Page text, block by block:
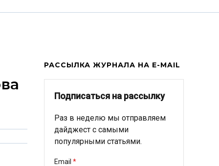
РАССЫЛКА ЖУРНАЛА НА E-MAIL
Подписаться на рассылку
Раз в неделю мы отправляем
дайджест с самыми
популярными статьями.
Email